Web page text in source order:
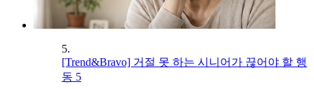
5.
[Trend&Bravo] 거절 못 하는 시니어가 끊어야 할 행
동 5